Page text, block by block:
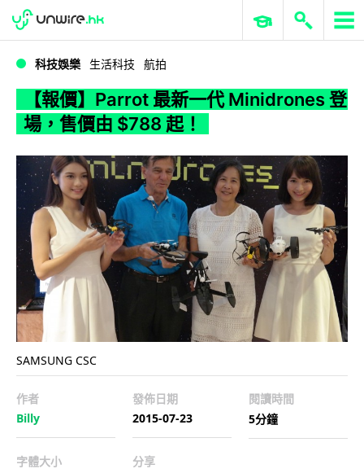
WWDC 2026 ERP 與商業 AI
科技娛樂 生活科技 航拍
【報價】Parrot 最新一代 Minidrones 登
場，售價由 $788 起！
SAMSUNG CSC
作者
Billy
發佈日期
2015-07-23
閱讀時間
5分鐘
字體大小 分享